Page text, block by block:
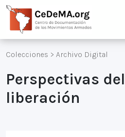
Colecciones > Archivo Digital
Perspectivas
liberación